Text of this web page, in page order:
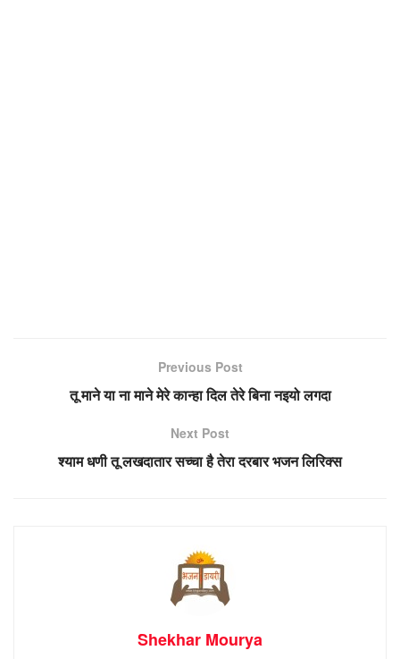
Previous Post
तू माने या ना माने मेरे कान्हा दिल तेरे बिना नइयो लगदा
Next Post
श्याम धणी तू लखदातार सच्चा है तेरा दरबार भजन लिरिक्स
Shekhar Mourya